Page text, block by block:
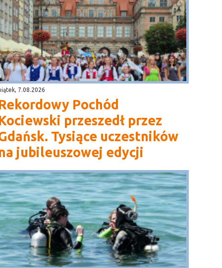
7.08.2026
Pochód
przeszedł przez
Tysiące uczestników
jubileuszowej edycji